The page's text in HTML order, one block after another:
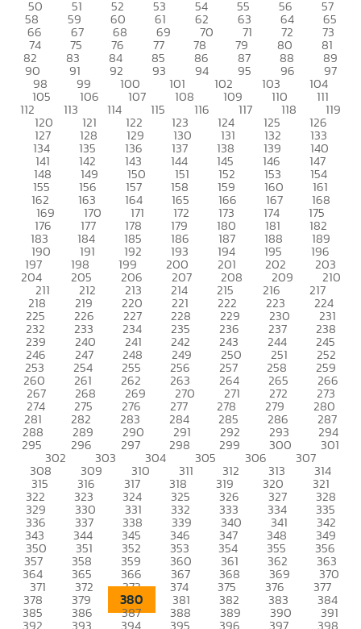
50 51 52 53 54 55 56 57
58 59 60 61 62 63 64 65
66 67 68 69 70 71 72 73
74 75 76 77 78 79 80 81
82 83 84 85 86 87 88 89
90 91 92 93 94 95 96 97
98 99 100 101 102 103 104
105 106 107 108 109 110 111
112 113 114 115 116 117 118 119
120 121 122 123 124 125 126
127 128 129 130 131 132 133
134 135 136 137 138 139 140
141 142 143 144 145 146 147
148 149 150 151 152 153 154
155 156 157 158 159 160 161
162 163 164 165 166 167 168
169 170 171 172 173 174 175
176 177 178 179 180 181 182
183 184 185 186 187 188 189
190 191 192 193 194 195 196
197 198 199 200 201 202 203
204 205 206 207 208 209 210
211 212 213 214 215 216 217
218 219 220 221 222 223 224
225 226 227 228 229 230 231
232 233 234 235 236 237 238
239 240 241 242 243 244 245
246 247 248 249 250 251 252
253 254 255 256 257 258 259
260 261 262 263 264 265 266
267 268 269 270 271 272 273
274 275 276 277 278 279 280
281 282 283 284 285 286 287
288 289 290 291 292 293 294
295 296 297 298 299 300 301
302 303 304 305 306 307
308 309 310 311 312 313 314
315 316 317 318 319 320 321
322 323 324 325 326 327 328
329 330 331 332 333 334 335
336 337 338 339 340 341 342
343 344 345 346 347 348 349
350 351 352 353 354 355 356
357 358 359 360 361 362 363
364 365 366 367 368 369 370
371 372 373 374 375 376 377
378 379 380 381 382 383 384
385 386 387 388 389 390 391
392 393 394 395 396 397 398